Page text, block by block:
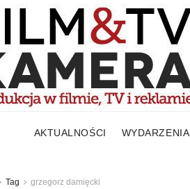
AKTUALNOŚCI WYDARZENIA
Tag grzegorz damięcki